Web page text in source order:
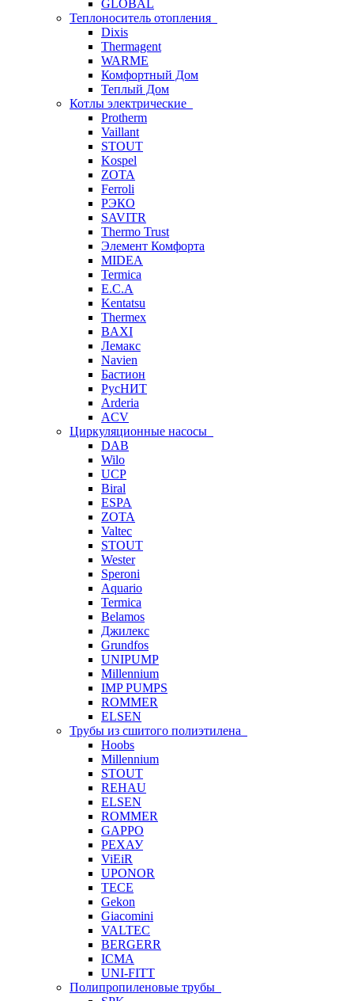
GLOBAL
Теплоноситель отопления
Dixis
Thermagent
WARME
Комфортный Дом
Теплый Дом
Котлы электрические
Protherm
Vaillant
STOUT
Kospel
ZOTA
Ferroli
РЭКО
SAVITR
Thermo Trust
Элемент Комфорта
MIDEA
Termica
E.C.A
Kentatsu
Thermex
BAXI
Лемакс
Navien
Бастион
РусНИТ
Arderia
ACV
Циркуляционные насосы
DAB
Wilo
UCP
Biral
ESPA
ZOTA
Valtec
STOUT
Wester
Speroni
Aquario
Termica
Belamos
Джилекс
Grundfos
UNIPUMP
Millennium
IMP PUMPS
ROMMER
ELSEN
Трубы из сшитого полиэтилена
Hoobs
Millennium
STOUT
REHAU
ELSEN
ROMMER
GAPPO
РЕХАУ
ViEiR
UPONOR
TECE
Gekon
Giacomini
VALTEC
BERGERR
ICMA
UNI-FITT
Полипропиленовые трубы